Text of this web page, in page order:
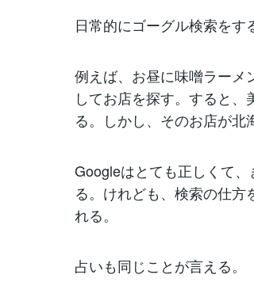
日常的にゴーグル検索をす
例えば、お昼に味噌ラーメ
してお店を探す。すると
る。しかし、そのお店が北
Googleはとても正しくて
る。けれども、検索の仕方
れる。
占いも同じことが言える。